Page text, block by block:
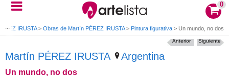
0
IRUSTA > Obras de Martín PÉREZ IRUSTA > Pintura figurativa > Un mundo, no dos
Martín PÉREZ IRUSTA Argentina
Un mundo, no dos
Siguiente
Anterior